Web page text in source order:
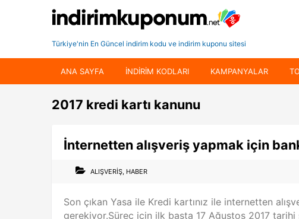
Türkiye'nin En Güncel indirim kodu ve indirim kuponu sitesi
ANA SAYFA INDIRIM KODLARI KAMPANYALAR
2017 kredi kartı kanunu
İnternetten alışveriş yapmak için
ALIŞVERIŞ HABER
Son çıkan Yasa ile Kredi kartınız ile internetten
gerekiyor.Süreç için ilk başta 17 Ağustos 2017